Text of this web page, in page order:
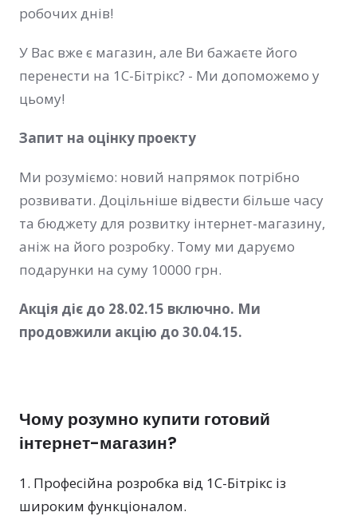
робочих днів!
У Вас вже є магазин, але Ви бажаєте його
перенести на 1С-Бітрікс? - Ми допоможемо у
цьому!
Запит на оцінку проекту
Ми розуміємо: новий напрямок потрібно
розвивати. Доцільніше відвести більше часу
та бюджету для розвитку інтернет-магазину,
аніж на його розробку. Тому ми даруємо
подарунки на суму 10000 грн.
Акція діє до 28.02.15 включно. Ми
продовжили акцію до 30.04.15.
Чому розумно купити готовий
інтернет-магазин?
Професійна розробка від 1С-Бітрікс із
широким функціоналом.